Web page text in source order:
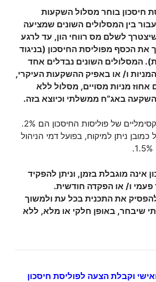
חיסכון בוחר מסלול השקעות
בין המסלולים השונים שמציעה
לשלם מס רווחי הון, עד לרגע
את הכסף מפוליסת החיסכון (בניגוד
המסלולים השונים נבדלים אחד
ו/ או באפיק ההשקעות העיקרי,
אחוז מניות מסויים, מסלול ללא
השקעה באג”ח ממשלתי וכיוצא בזה.
דמי הניהול המקסימליים של פוליסות החיסכון הם 2%.
כמובן ניתן למיקוח, בפועל דמי הניהול
אינה מוגבלת בזמן, וניתן להפקיד
פעמי ו/ או הפקדה חודשית.
את התכנית בכל עת ולמשוך
שיבחר, באופן חלקי או מלא, ללא
וקבלת הצעה לפוליסת חיסכון